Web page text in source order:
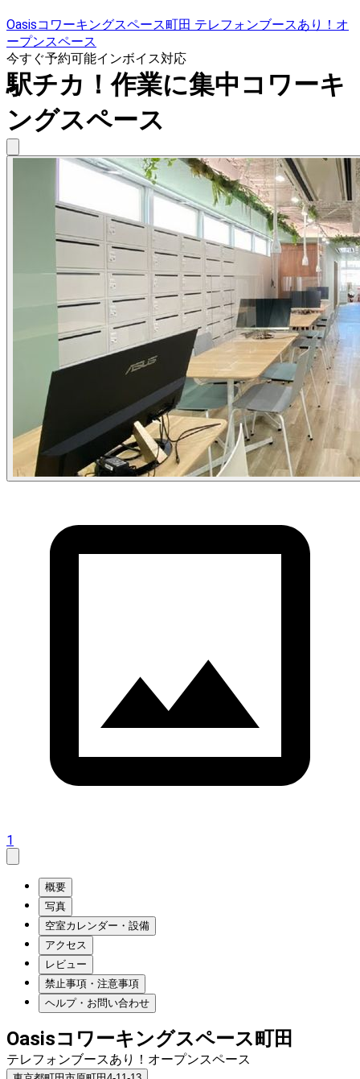
Oasisコワーキングスペース町田 テレフォンブースあり！オ
ープンスペース
今すぐ予約可能インボイス対応
駅チカ！作業に集中コワーキ
ングスペース
1
概要
写真
空室カレンダー・設備
アクセス
レビュー
禁止事項・注意事項
ヘルプ・お問い合わせ
Oasisコワーキングスペース町田
テレフォンブースあり！オープンスペース